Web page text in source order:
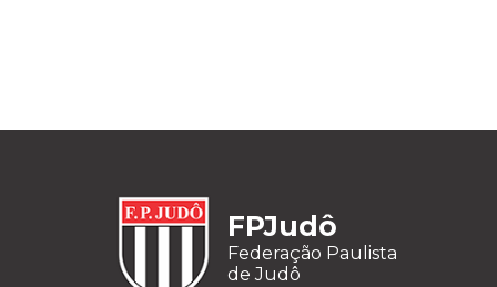
FPJudô
Federação Paulista
de Judô